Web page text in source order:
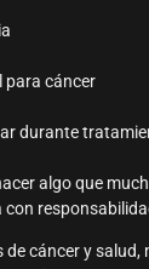
para cáncer
durante
algo que
con
cáncer y salud,